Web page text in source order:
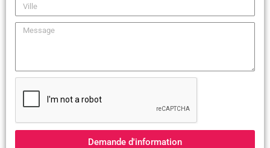
Demande d'information